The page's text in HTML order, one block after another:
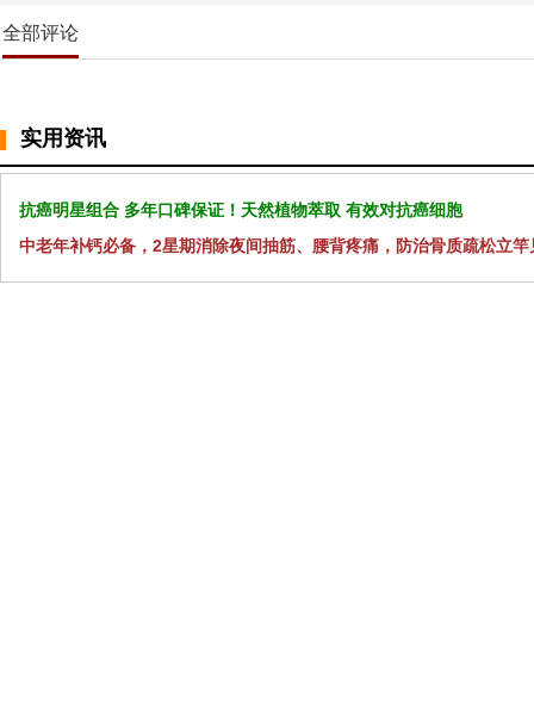
全部评论
实用资讯
抗癌明星组合 多年口碑保证！天然植物萃取 有效对抗癌细胞
中老年补钙必备，2星期消除夜间抽筋、腰背疼痛，防治骨质疏松立竿